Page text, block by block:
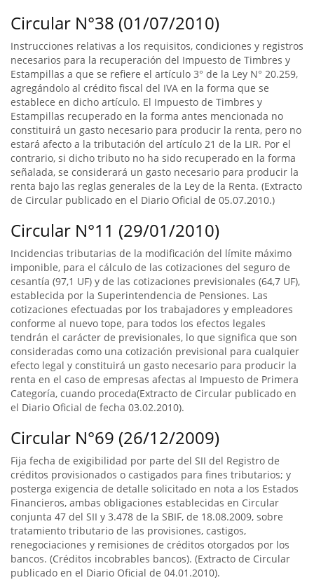
Circular N°38 (01/07/2010)
Instrucciones relativas a los requisitos, condiciones y registros
necesarios para la recuperación del Impuesto de Timbres y
Estampillas a que se refiere el artículo 3° de la Ley N° 20.259,
agregándolo al crédito fiscal del IVA en la forma que se
establece en dicho artículo. El Impuesto de Timbres y
Estampillas recuperado en la forma antes mencionada no
constituirá un gasto necesario para producir la renta, pero no
estará afecto a la tributación del artículo 21 de la LIR. Por el
contrario, si dicho tributo no ha sido recuperado en la forma
señalada, se considerará un gasto necesario para producir la
renta bajo las reglas generales de la Ley de la Renta. (Extracto
de Circular publicado en el Diario Oficial de 05.07.2010.)
Circular N°11 (29/01/2010)
Incidencias tributarias de la modificación del límite máximo
imponible, para el cálculo de las cotizaciones del seguro de
cesantía (97,1 UF) y de las cotizaciones previsionales (64,7 UF),
establecida por la Superintendencia de Pensiones. Las
cotizaciones efectuadas por los trabajadores y empleadores
conforme al nuevo tope, para todos los efectos legales
tendrán el carácter de previsionales, lo que significa que son
consideradas como una cotización previsional para cualquier
efecto legal y constituirá un gasto necesario para producir la
renta en el caso de empresas afectas al Impuesto de Primera
Categoría, cuando proceda(Extracto de Circular publicado en
el Diario Oficial de fecha 03.02.2010).
Circular N°69 (26/12/2009)
Fija fecha de exigibilidad por parte del SII del Registro de
créditos provisionados o castigados para fines tributarios; y
posterga exigencia de detalle solicitado en nota a los Estados
Financieros, ambas obligaciones establecidas en Circular
conjunta 47 del SII y 3.478 de la SBIF, de 18.08.2009, sobre
tratamiento tributario de las provisiones, castigos,
renegociaciones y remisiones de créditos otorgados por los
bancos. (Créditos incobrables bancos). (Extracto de Circular
publicado en el Diario Oficial de 04.01.2010).